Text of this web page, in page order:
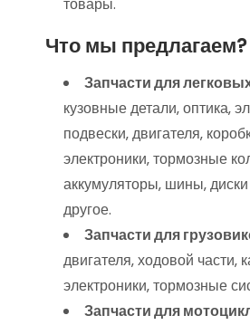
Что мы предлагаем?
Запчасти для
кузовные детали‚ оптика‚
подвески‚ двигателя‚
электроники‚ тормозные
аккумуляторы‚ шины‚
другое.
Запчасти для
двигателя‚ ходовой части‚
электроники‚ тормозные
Запчасти для